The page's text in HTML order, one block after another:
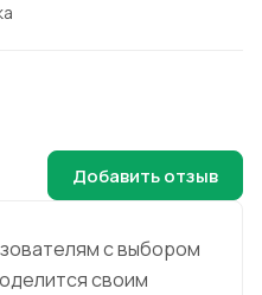
с выбором
своим
Добавить отзыв